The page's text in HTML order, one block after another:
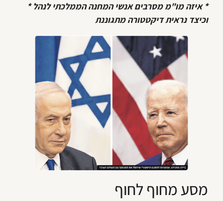
* איזה מו"מ מסרבים אנשי המחנה הממלכתי לנהל *
וכיצד נראית דיקטטורה מתגוננת
מסע מחוף לחוף